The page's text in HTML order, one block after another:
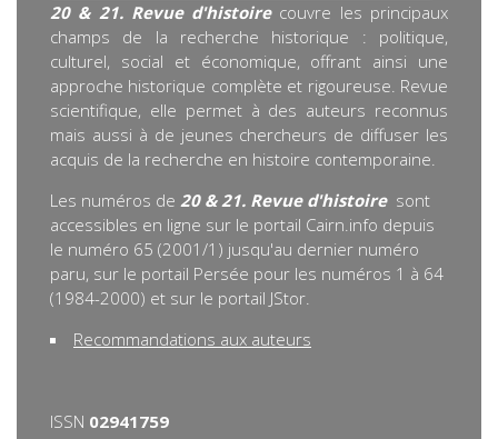
20 & 21. Revue d'histoire couvre les principaux
champs de la recherche historique : politique,
culturel, social et économique, offrant ainsi une
approche historique complète et rigoureuse. Revue
scientifique, elle permet à des auteurs reconnus
mais aussi à de jeunes chercheurs de diffuser les
acquis de la recherche en histoire contemporaine.
Les numéros de 20 & 21. Revue d'histoire sont
accessibles en ligne sur le portail Cairn.info depuis
le numéro 65 (2001/1) jusqu'au dernier numéro
paru, sur le portail Persée pour les numéros 1 à 64
(1984-2000) et sur le portail JStor.
Recommandations aux auteurs
ISSN 02941759